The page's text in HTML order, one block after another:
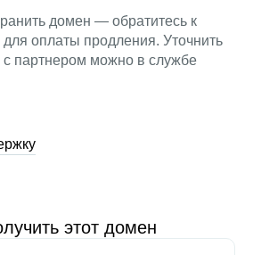
домен — обратитесь к
оплаты продления. Уточнить
с партнером можно в службе
этот домен